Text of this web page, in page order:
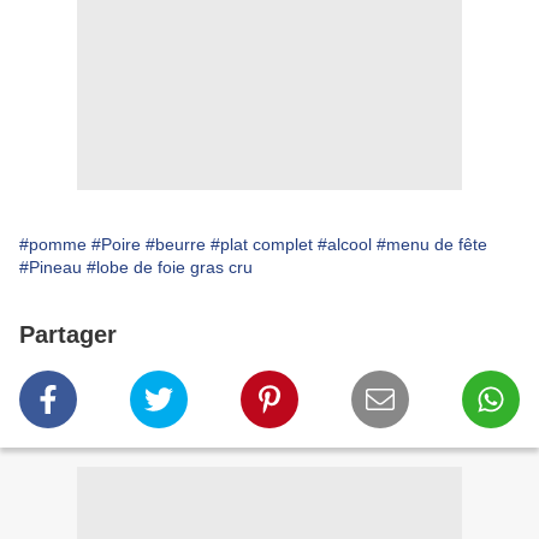
#pomme #Poire #beurre #plat complet #alcool #menu de fête
#Pineau #lobe de foie gras cru
Partager